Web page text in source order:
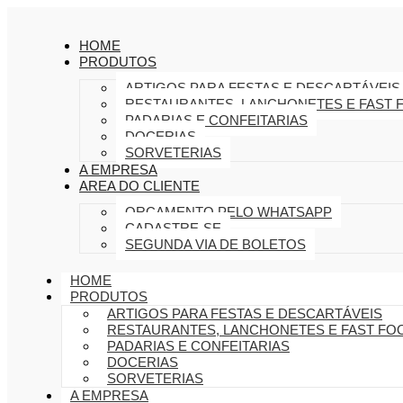
HOME
PRODUTOS
ARTIGOS PARA FESTAS E DESCARTÁVEIS
RESTAURANTES, LANCHONETES E FAST
PADARIAS E CONFEITARIAS
DOCERIAS
SORVETERIAS
A EMPRESA
AREA DO CLIENTE
ORÇAMENTO PELO WHATSAPP
CADASTRE-SE
SEGUNDA VIA DE BOLETOS
HOME
PRODUTOS
ARTIGOS PARA FESTAS E DESCARTÁVEIS
RESTAURANTES, LANCHONETES E FAST
PADARIAS E CONFEITARIAS
DOCERIAS
SORVETERIAS
A EMPRESA